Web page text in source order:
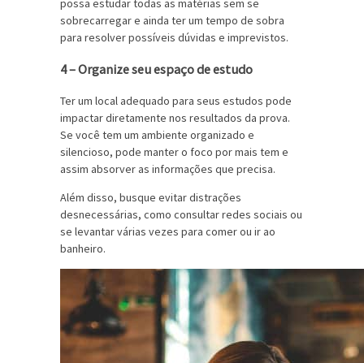
possa estudar todas as matérias sem se
sobrecarregar e ainda ter um tempo de sobra
para resolver possíveis dúvidas e imprevistos.
4 – Organize seu espaço de estudo
Ter um local adequado para seus estudos pode
impactar diretamente nos resultados da prova.
Se você tem um ambiente organizado e
silencioso, pode manter o foco por mais tem e
assim absorver as informações que precisa.
Além disso, busque evitar distrações
desnecessárias, como consultar redes sociais ou
se levantar várias vezes para comer ou ir ao
banheiro.